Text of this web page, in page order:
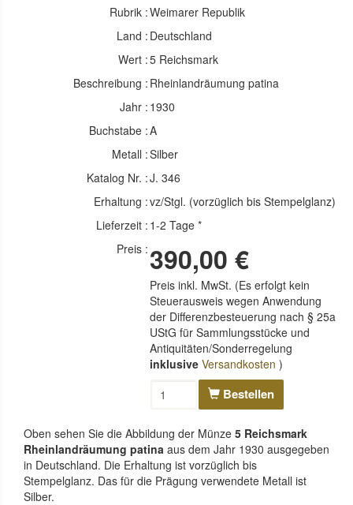
Rubrik :Weimarer Republik
Land : Deutschland
Wert :5 Reichsmark
Beschreibung : Rheinlandräumung patina
Jahr : 1930
Buchstabe :A
Metall :Silber
Katalog Nr. :J. 346
Erhaltung :vz/Stgl. (vorzüglich bis Stempelglanz)
Lieferzeit : 1-2 Tage *
Preis : 390,00 €
Preis inkl. MwSt. (Es erfolgt kein
Steuerausweis wegen Anwendung
der Differenzbesteuerung nach § 25a
UStG für Sammlungsstücke und
Antiquitäten/Sonderregelung
inklusive Versandkosten )
Bestellen
Oben sehen Sie die Abbildung der Münze 5 Reichsmark
Rheinlandräumung patina aus dem Jahr 1930 ausgegeben
in Deutschland. Die Erhaltung ist vorzüglich bis
Stempelglanz. Das für die Prägung verwendete Metall ist
Silber.